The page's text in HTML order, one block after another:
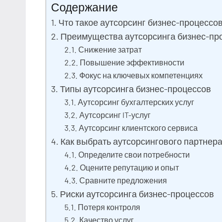
Содержание
Что такое аутсорсинг бизнес-
Преимущества аутсорсинга бизнес-
Снижение затрат
Повышение эффективности
Фокус на ключевых компетенциях
Типы аутсорсинга бизнес-процессов
Аутсорсинг бухгалтерских услуг
Аутсорсинг IT-услуг
Аутсорсинг клиентского сервиса
Как выбрать аутсорсингового
Определите свои потребности
Оцените репутацию и опыт
Сравните предложения
Риски аутсорсинга бизнес-процессов
Потеря контроля
Качество услуг